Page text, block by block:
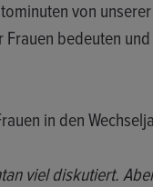
von
Frauen bedeuten
in den
viel diskutiert.